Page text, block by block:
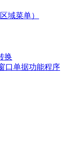
域菜单）
换
口单据功能程序